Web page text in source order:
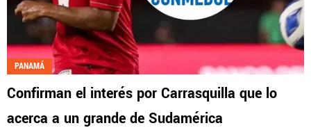
PANAMÁ
Confirman el interés por Carrasquilla que lo
acerca a un grande de Sudamérica